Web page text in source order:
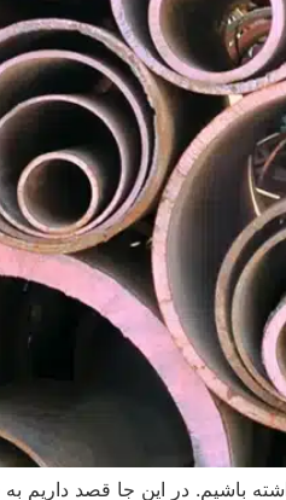
باشیم. در این جا قصد داریم